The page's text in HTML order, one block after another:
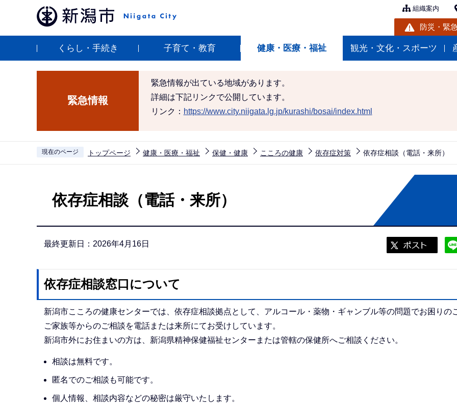
ペ
組織案内
防災・緊
くらし・手続き 子育て・教育 健康・医療・福祉 観光・文化・スポーツ
緊急情報
緊急情報が出ている地域があります。
詳細は下記リンクで公開しています。
リンク： https://www.city.niigata.lg.jp/kurashi/bosai/index.html
現在のページ トップページ 健康・医療・福祉 保健・健康 こころの健康 依存症対策 依存症相談（電話・来所）
依存症相談（電話・来所）
最終更新日：2026年4月16日
依存症相談窓口について
新潟市こころの健康センターでは、依存症相談拠点として、アルコール・薬物・ギャンブル等の問題でお困りの
ご家族等からのご相談を電話または来所にてお受けしています。
新潟市外にお住まいの方は、新潟県精神保健福祉センターまたは管轄の保健所へご相談ください。
相談は無料です。
匿名でのご相談も可能です。
個人情報、相談内容などの秘密は厳守いたします。